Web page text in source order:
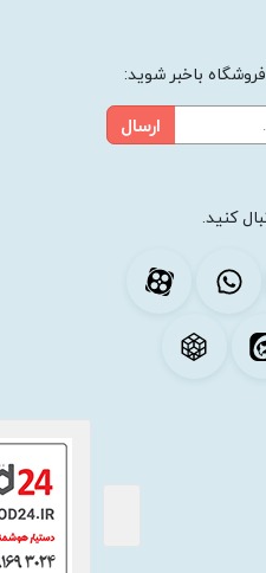
باخبر شوید:
ارسال
کنید.